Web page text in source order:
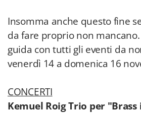
Insomma anche questo fine
da fare proprio non mancano.
guida con tutti gli eventi da
venerdì 14 a domenica 16
CONCERTI
Kemuel Roig Trio per "Brass